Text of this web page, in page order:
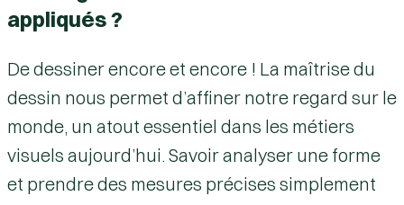
appliqués ?
De dessiner encore et encore ! La maîtrise du
dessin nous permet d’affiner notre regard sur le
monde, un atout essentiel dans les métiers
visuels aujourd’hui. Savoir analyser une forme
et prendre des mesures précises simplement